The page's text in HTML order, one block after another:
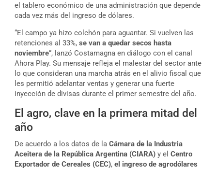
el tablero económico de una administración que depende
cada vez más del ingreso de dólares.
“El campo ya hizo colchón para aguantar. Si vuelven las
retenciones al 33%, se van a quedar secos hasta
noviembre”, lanzó Costamagna en diálogo con el canal
Ahora Play. Su mensaje refleja el malestar del sector ante
lo que consideran una marcha atrás en el alivio fiscal que
les permitió adelantar ventas y generar una fuerte
inyección de divisas durante el primer semestre del año.
El agro, clave en la primera mitad del
año
De acuerdo a los datos de la Cámara de la Industria
Aceitera de la República Argentina (CIARA) y el Centro
Exportador de Cereales (CEC), el ingreso de agrodólares